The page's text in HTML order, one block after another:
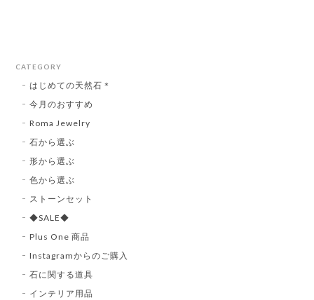
CATEGORY
はじめての天然石＊
今月のおすすめ
Roma Jewelry
石から選ぶ
形から選ぶ
色から選ぶ
ストーンセット
◆SALE◆
Plus One 商品
Instagramからのご購入
石に関する道具
インテリア用品